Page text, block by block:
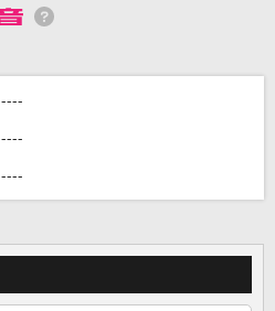
----
----
----